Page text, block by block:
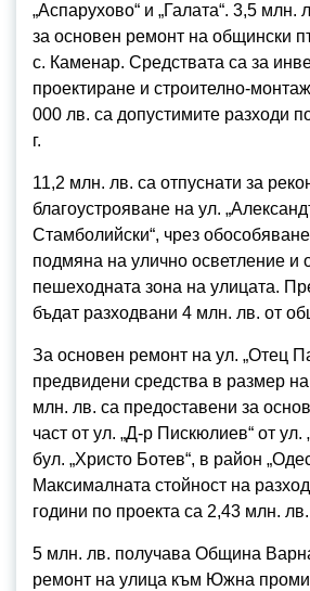
„Аспарухово“ и „Галата“. 3,5 млн.
за основен ремонт на общински
с. Каменар. Средствата са за
проектиране и строително-
000 лв. са допустимите разходи
г.
11,2 млн. лв. са отпуснати за
благоустрояване на ул.
Стамболийски“, чрез
подмяна на улично осветление и
пешеходната зона на улицата.
бъдат разходвани 4 млн. лв. от
За основен ремонт на ул. „Отец
предвидени средства в размер
млн. лв. са предоставени за
част от ул. „Д-р Пискюлиев“ от ул.
бул. „Христо Ботев“, в район
Максималната стойност на
години по проекта са 2,43 млн. лв.
5 млн. лв. получава Община
ремонт на улица към Южна